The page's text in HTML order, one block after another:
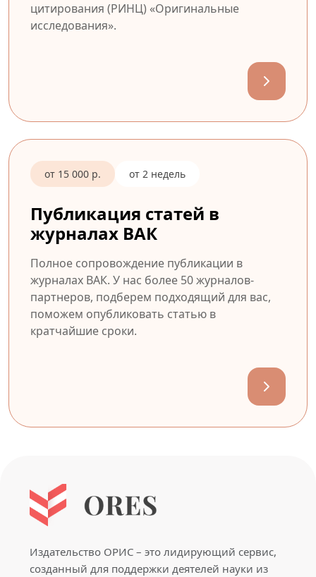
цитирования (РИНЦ) «Оригинальные
исследования».
от 15 000 р. от 2 недель
Публикация статей в
журналах ВАК
Полное сопровождение публикации в
журналах ВАК. У нас более 50 журналов-
партнеров, подберем подходящий для вас,
поможем опубликовать статью в
кратчайшие сроки.
Издательство ОРИС – это лидирующий сервис,
созданный для поддержки деятелей науки из